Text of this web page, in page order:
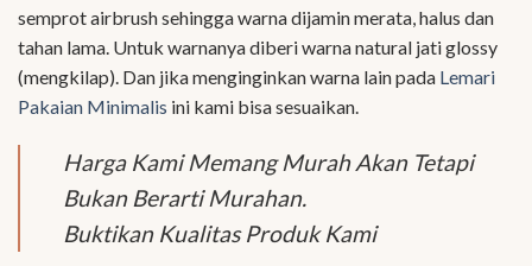
semprot airbrush sehingga warna dijamin merata, halus dan
tahan lama. Untuk warnanya diberi warna natural jati glossy
(mengkilap). Dan jika menginginkan warna lain pada Lemari
Pakaian Minimalis ini kami bisa sesuaikan.
Harga Kami Memang Murah Akan Tetapi
Bukan Berarti Murahan.
Buktikan Kualitas Produk Kami